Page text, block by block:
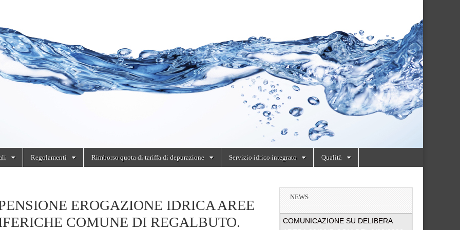
Regolamenti Rimborso quota di tariffa di depurazione Servizio idrico integrato Qualità
EROGAZIONE IDRICA AREE
COMUNE DI REGALBUTO.
NEWS
COMUNICAZIONE SU DELIBERA